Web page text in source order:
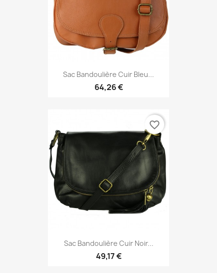
Sac Bandoulière Cuir Bleu...
64,26 €
Sac Bandoulière Cuir Noir...
49,17 €
favorite_border